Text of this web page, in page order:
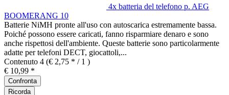
4x batteria del telefono p. AEG
BOOMERANG 10
Batterie NiMH pronte all'uso con autoscarica estremamente bassa.
Poiché possono essere caricati, fanno risparmiare denaro e sono
anche rispettosi dell'ambiente. Queste batterie sono particolarmente
adatte per telefoni DECT, giocattoli,...
Contenuto 4 (€ 2,75 * / 1 )
€ 10,99 *
Confronta
Ricorda